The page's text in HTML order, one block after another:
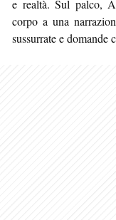
e realtà. Sul palco,
corpo a una
sussurrate e domande